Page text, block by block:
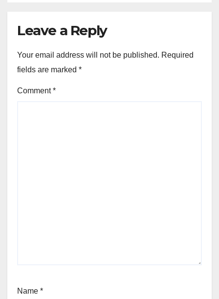
Leave a Reply
Your email address will not be published. Required
fields are marked *
Comment*
Name *